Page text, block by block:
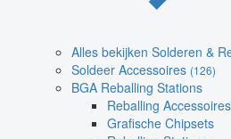
Alles bekijken Solderen &
Soldeer Accessoires (126)
BGA Reballing Stations
Reballing Accessoires
Grafische Chipsets